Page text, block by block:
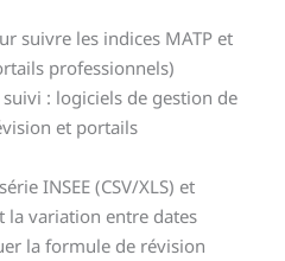
suivre les indices MATP et
professionnels)
: logiciels de gestion de
et portails
INSEE (CSV/XLS) et
la variation entre dates
la formule de révision